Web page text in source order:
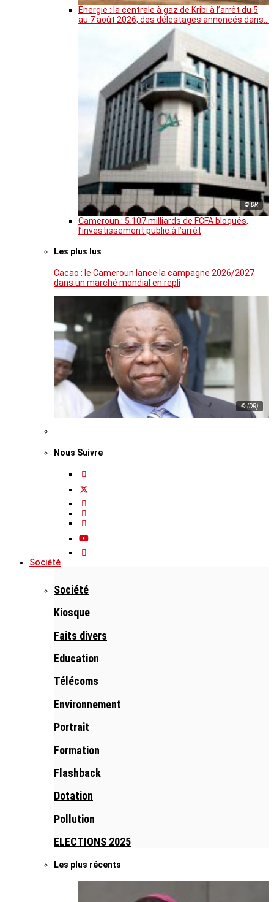
Énergie : la centrale à gaz de Kribi à l’arrêt du 5
au 7 août 2026, des délestages annoncés dans…
© DR
Cameroun : 5 107 milliards de FCFA bloqués,
l’investissement public à l’arrêt
Les plus lus
Cacao : le Cameroun lance la campagne 2026/2027
dans un marché mondial en repli
© (DR)
Nous Suivre
Société
Société
Kiosque
Faits divers
Education
Télécoms
Environnement
Portrait
Formation
Flashback
Dotation
Pollution
ELECTIONS 2025
Les plus récents